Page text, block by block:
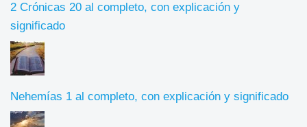
2 Crónicas 20 al completo, con explicación y
significado
Nehemías 1 al completo, con explicación y significado